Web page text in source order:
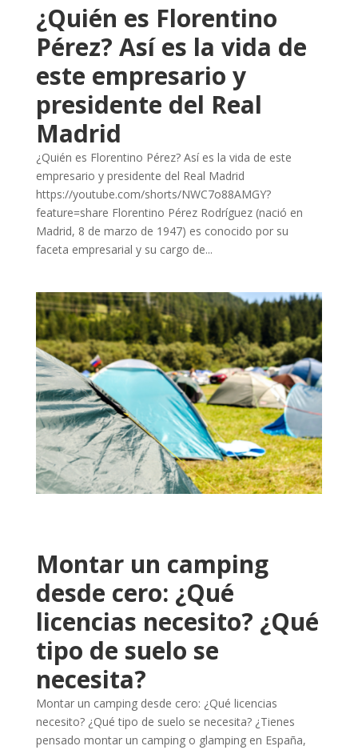
¿Quién es Florentino
Pérez? Así es la vida de
este empresario y
presidente del Real
Madrid
¿Quién es Florentino Pérez? Así es la vida de este
empresario y presidente del Real Madrid
https://youtube.com/shorts/NWC7o88AMGY?
feature=share Florentino Pérez Rodríguez (nació en
Madrid, 8 de marzo de 1947) es conocido por su
faceta empresarial y su cargo de...
Montar un camping
desde cero: ¿Qué
licencias necesito? ¿Qué
tipo de suelo se
necesita?
Montar un camping desde cero: ¿Qué licencias
necesito? ¿Qué tipo de suelo se necesita? ¿Tienes
pensado montar un camping o glamping en España,